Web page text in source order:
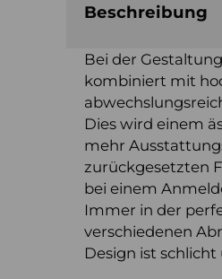
Beschreibung
Bei der
kombiniert mit
Dies wird einem
mehr
zurückgesetzten
bei einem
Immer in der
verschiedenen
Design ist